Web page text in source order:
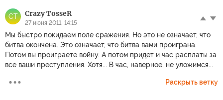
CT Crazy TosseR
27 июня 2011, 14:15
Мы быстро покидаем поле сражения. Но это не означает, что
битва окончена. Это означает, что битва вами проиграна.
Потом вы проиграете войну. А потом придет и час расплаты за
все ваши преступления. Хотя... В час, наверное, не уложимся...
Раскрыть ветку